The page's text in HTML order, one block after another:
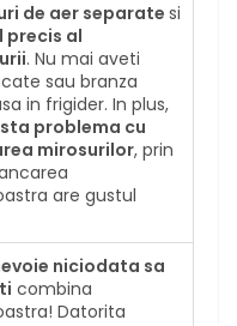
de aer separatesi
precis al
. Nu mai aveti
sau branza
in frigider. In plus,
problema cu
mirosurilor, prin
are gustul
niciodata sa
combina
Datorita